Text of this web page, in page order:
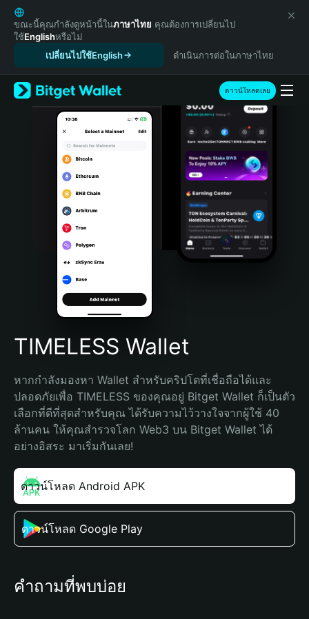
English
日本語
Tiếng Việt
Español (Latinoamérica)
Türkçe
Italiano
Português (Portugal)
Bahasa Indonesia
Português (Brasil)
Español (Argentina)
ขณะนี้คุณกำลังดูหน้านี้ในภาษาไทย คุณต้องการเปลี่ยนไป
ใช้Englishหรือไม่
เปลี่ยนไปใช้English
ดำเนินการต่อในภาษาไทย
ดาวน์โหลดเลย
TIMELESS Wallet
หากกำลังมองหา Wallet สำหรับคริปโตที่เชื่อถือได้และ
ปลอดภัยเพื่อ TIMELESS ของคุณอยู่ Bitget Wallet ก็เป็นตัว
เลือกที่ดีที่สุดสำหรับคุณ ได้รับความไว้วางใจจากผู้ใช้ 40
ล้านคน ให้คุณสำรวจโลก Web3 บน Bitget Wallet ได้
อย่างอิสระ มาเริ่มกันเลย!
ดาวน์โหลด Android APK
ดาวน์โหลด Google Play
คำถามที่พบบ่อย